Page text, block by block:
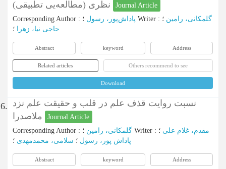
Journal Article
Corresponding Author : پاداش‌پور، رسول Writer : گلمکانی، رامین ؛
حاجی نیا، زهرا
؛
Abstract keyword Address
Related articles Others recommend to see
Download
6. نسبت روایت قذف علم در قلب و حقیقت علم نزد
Journal Article
Corresponding Author : گلمکانی، رامین Writer : مقدم، غلام علی ؛
پاداش پور، رسول ؛ سلامی، محمدمهدی ؛
Abstract keyword Address